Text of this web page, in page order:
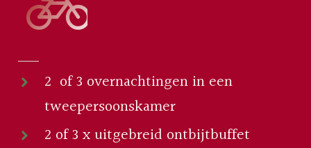
2 of 3 overnachtingen in een
tweepersoonskamer
2 of 3 x uitgebreid ontbijtbuffet